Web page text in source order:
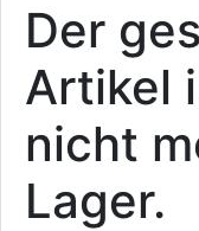
Der
Artikel
nicht
Lager.